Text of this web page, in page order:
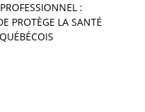
:
PROTÈGE LA SANTÉ